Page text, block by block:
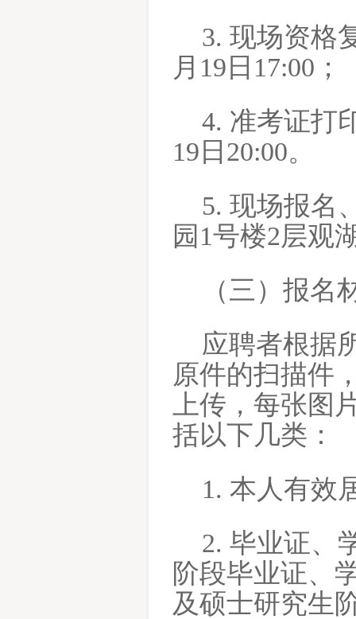
3. 现场资格
月19日17:00；
4. 准考证打
19日20:00。
5. 现场报名
园1号楼2层观
（三）报名
应聘者根据
原件的扫描件
上传，每张图
括以下几类：
1. 本人有效
2. 毕业证、
阶段毕业证、
及硕士研究生